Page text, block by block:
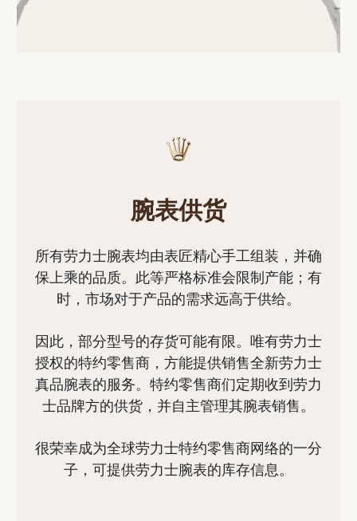
腕表供货
所有劳力士腕表均由表匠精心手工组装，并确
保上乘的品质。此等严格标准会限制产能；有
时，市场对于产品的需求远高于供给。
因此，部分型号的存货可能有限。唯有劳力士
授权的特约零售商，方能提供销售全新劳力士
真品腕表的服务。特约零售商们定期收到劳力
士品牌方的供货，并自主管理其腕表销售。
很荣幸成为全球劳力士特约零售商网络的一分
子，可提供劳力士腕表的库存信息。